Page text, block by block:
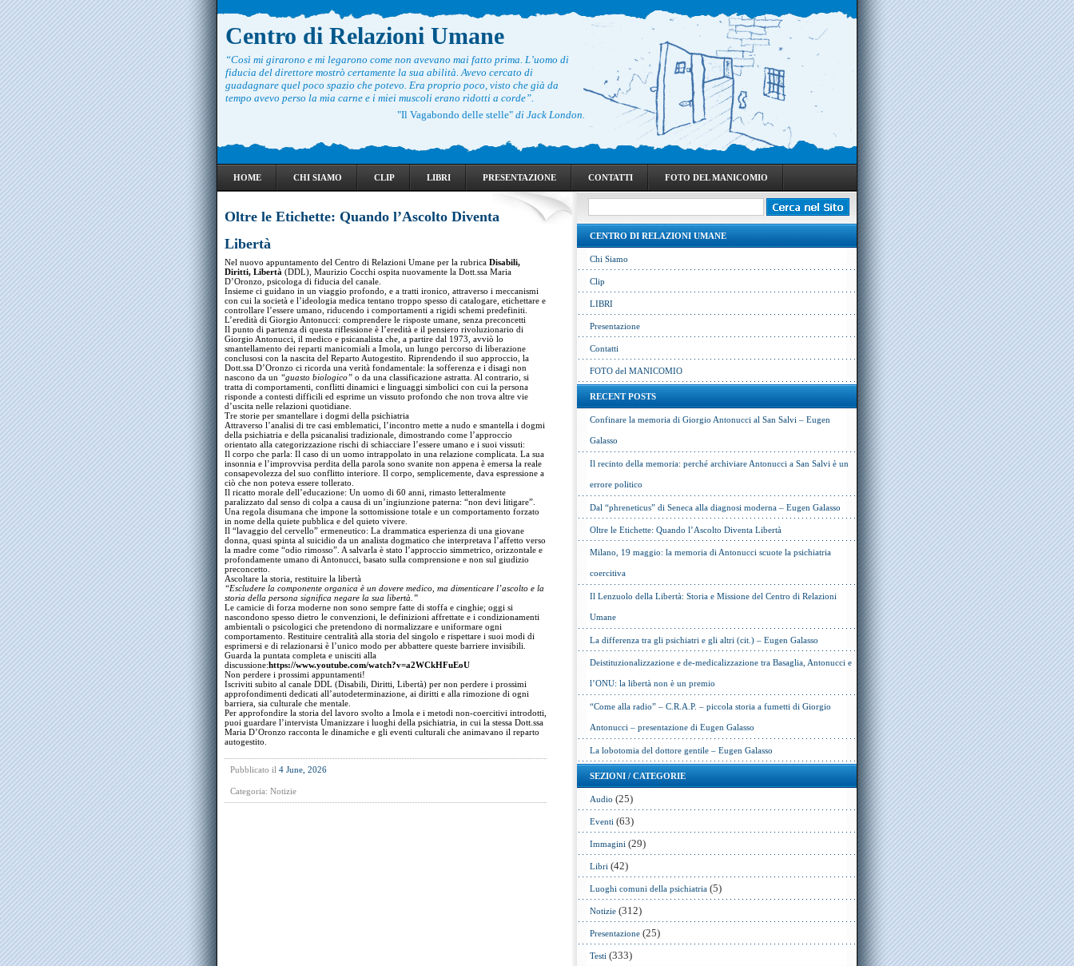
Centro di Relazioni Umane
“Così mi girarono e mi legarono come non avevano mai fatto prima. L’uomo di
fiducia del direttore mostrò certamente la sua abilità. Avevo cercato di
guadagnare quel poco spazio che potevo. Era proprio poco, visto che già da
tempo avevo perso la mia carne e i miei muscoli erano ridotti a corde”.
"Il Vagabondo delle stelle" di Jack London.
HOME CHI SIAMO CLIP LIBRI PRESENTAZIONE CONTATTI FOTO DEL MANICOMIO
Oltre le Etichette: Quando l’Ascolto Diventa
Libertà
Nel nuovo appuntamento del Centro di Relazioni Umane per la rubrica Disabili,
Diritti, Libertà (DDL), Maurizio Cocchi ospita nuovamente la Dott.ssa Maria
D’Oronzo, psicologa di fiducia del canale.
Insieme ci guidano in un viaggio profondo, e a tratti ironico, attraverso i meccanismi
con cui la società e l’ideologia medica tentano troppo spesso di catalogare, etichettare e
controllare l’essere umano, riducendo i comportamenti a rigidi schemi predefiniti.
L’eredità di Giorgio Antonucci: comprendere le risposte umane, senza preconcetti
Il punto di partenza di questa riflessione è l’eredità e il pensiero rivoluzionario di
Giorgio Antonucci, il medico e psicanalista che, a partire dal 1973, avviò lo
smantellamento dei reparti manicomiali a Imola, un lungo percorso di liberazione
conclusosi con la nascita del Reparto Autogestito. Riprendendo il suo approccio, la
Dott.ssa D’Oronzo ci ricorda una verità fondamentale: la sofferenza e i disagi non
nascono da un “guasto biologico” o da una classificazione astratta. Al contrario, si
tratta di comportamenti, conflitti dinamici e linguaggi simbolici con cui la persona
risponde a contesti difficili ed esprime un vissuto profondo che non trova altre vie
d’uscita nelle relazioni quotidiane.
Tre storie per smantellare i dogmi della psichiatria
Attraverso l’analisi di tre casi emblematici, l’incontro mette a nudo e smantella i dogmi
della psichiatria e della psicanalisi tradizionale, dimostrando come l’approccio
orientato alla categorizzazione rischi di schiacciare l’essere umano e i suoi vissuti:
Il corpo che parla: Il caso di un uomo intrappolato in una relazione complicata. La sua
insonnia e l’improvvisa perdita della parola sono svanite non appena è emersa la reale
consapevolezza del suo conflitto interiore. Il corpo, semplicemente, dava espressione a
ciò che non poteva essere tollerato.
Il ricatto morale dell’educazione: Un uomo di 60 anni, rimasto letteralmente
paralizzato dal senso di colpa a causa di un’ingiunzione paterna: “non devi litigare”.
Una regola disumana che impone la sottomissione totale e un comportamento forzato
in nome della quiete pubblica e del quieto vivere.
Il “lavaggio del cervello” ermeneutico: La drammatica esperienza di una giovane
donna, quasi spinta al suicidio da un analista dogmatico che interpretava l’affetto verso
la madre come “odio rimosso”. A salvarla è stato l’approccio simmetrico, orizzontale e
profondamente umano di Antonucci, basato sulla comprensione e non sul giudizio
preconcetto.
Ascoltare la storia, restituire la libertà
“Escludere la componente organica è un dovere medico, ma dimenticare l’ascolto e la
storia della persona significa negare la sua libertà.”
Le camicie di forza moderne non sono sempre fatte di stoffa e cinghie; oggi si
nascondono spesso dietro le convenzioni, le definizioni affrettate e i condizionamenti
ambientali o psicologici che pretendono di normalizzare e uniformare ogni
comportamento. Restituire centralità alla storia del singolo e rispettare i suoi modi di
esprimersi e di relazionarsi è l’unico modo per abbattere queste barriere invisibili.
Guarda la puntata completa e unisciti alla
discussione:https://www.youtube.com/watch?v=a2WCkHFuEoU
Non perdere i prossimi appuntamenti!
Iscriviti subito al canale DDL (Disabili, Diritti, Libertà) per non perdere i prossimi
approfondimenti dedicati all’autodeterminazione, ai diritti e alla rimozione di ogni
barriera, sia culturale che mentale.
Per approfondire la storia del lavoro svolto a Imola e i metodi non-coercitivi introdotti,
puoi guardare l’intervista Umanizzare i luoghi della psichiatria, in cui la stessa Dott.ssa
Maria D’Oronzo racconta le dinamiche e gli eventi culturali che animavano il reparto
autogestito.
Pubblicato il 4 June, 2026
Categoria: Notizie
CENTRO DI RELAZIONI UMANE
Chi Siamo
Clip
LIBRI
Presentazione
Contatti
FOTO del MANICOMIO
RECENT POSTS
Confinare la memoria di Giorgio Antonucci al San Salvi – Eugen
Galasso
Il recinto della memoria: perché archiviare Antonucci a San Salvi è un
errore politico
Dal “phreneticus” di Seneca alla diagnosi moderna – Eugen Galasso
Oltre le Etichette: Quando l’Ascolto Diventa Libertà
Milano, 19 maggio: la memoria di Antonucci scuote la psichiatria
coercitiva
Il Lenzuolo della Libertà: Storia e Missione del Centro di Relazioni
Umane
La differenza tra gli psichiatri e gli altri (cit.) – Eugen Galasso
Deistituzionalizzazione e de-medicalizzazione tra Basaglia, Antonucci e
l’ONU: la libertà non è un premio
“Come alla radio” – C.R.A.P. – piccola storia a fumetti di Giorgio
Antonucci – presentazione di Eugen Galasso
La lobotomia del dottore gentile – Eugen Galasso
SEZIONI / CATEGORIE
Audio (25)
Eventi (63)
Immagini (29)
Libri (42)
Luoghi comuni della psichiatria (5)
Notizie (312)
Presentazione (25)
Testi (333)